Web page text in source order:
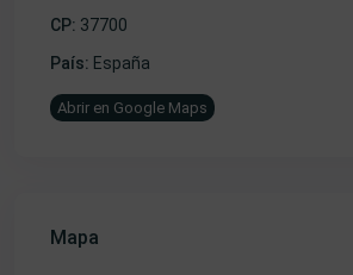
CP: 37700
País: España
Abrir en Google Maps
Mapa